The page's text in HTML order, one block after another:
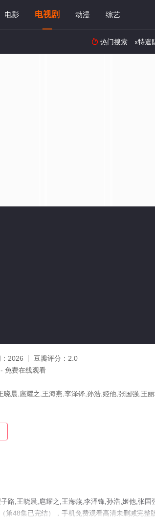
电影 电视剧 动漫 综艺
 热门搜索 x特遣
2026 豆瓣评分： 2.0
- 免费在线观看
晨,扈耀之,王海燕,李泽锋,孙浩,姬他,张国强,王
路,王晓晨,扈耀之,王海燕,李泽锋,孙浩,姬他,张国
第48集已完结），手机免费观看高清未删减完整